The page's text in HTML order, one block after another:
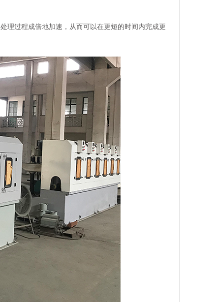
理过程成倍地加速，从而可以在更短的时间内完成更